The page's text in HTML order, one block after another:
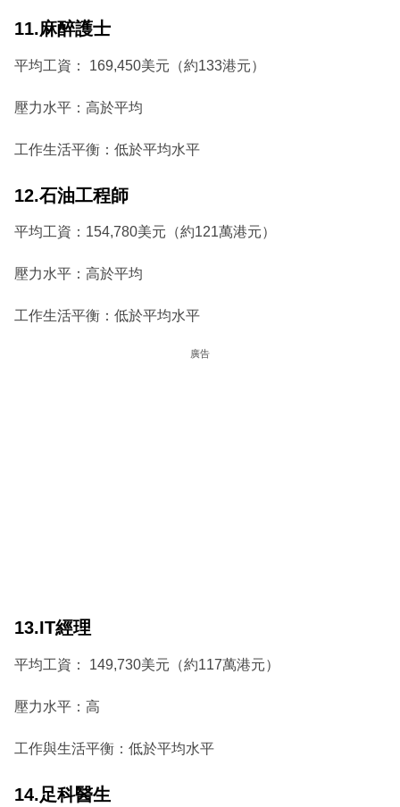
11.麻醉護士
平均工資： 169,450美元（約133港元）
壓力水平：高於平均
工作生活平衡：低於平均水平
12.石油工程師
平均工資：154,780美元（約121萬港元）
壓力水平：高於平均
工作生活平衡：低於平均水平
廣告
13.IT經理
平均工資： 149,730美元（約117萬港元）
壓力水平：高
工作與生活平衡：低於平均水平
14.足科醫生